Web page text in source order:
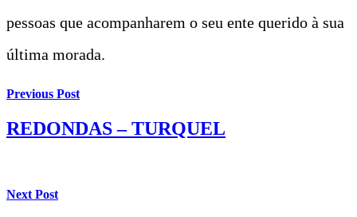
pessoas que acompanharem o seu ente querido à sua
última morada.
Previous Post
REDONDAS – TURQUEL
Next Post